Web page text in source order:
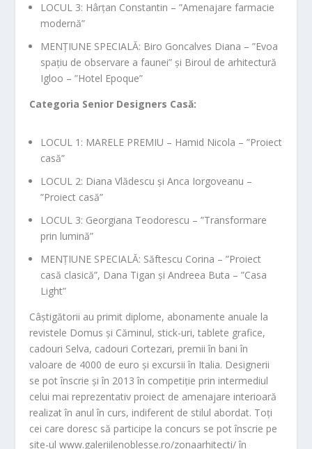
LOCUL 3: Hârțan Constantin – ”Amenajare farmacie
modernă”
MENȚIUNE SPECIALĂ: Biro Goncalves Diana – ”Evoa
spațiu de observare a faunei” și Biroul de arhitectură
Igloo – ”Hotel Epoque”
Categoria Senior Designers Casă:
LOCUL 1: MARELE PREMIU – Hamid Nicola – ”Proiect
casă”
LOCUL 2: Diana Vlădescu și Anca Iorgoveanu –
”Proiect casă”
LOCUL 3: Georgiana Teodorescu – ”Transformare
prin lumină”
MENȚIUNE SPECIALĂ: Săftescu Corina – ”Proiect
casă clasică”, Dana Tigan și Andreea Buta – ”Casa
Light”
Câștigătorii au primit diplome, abonamente anuale la
revistele Domus și Căminul, stick-uri, tablete grafice,
cadouri Selva, cadouri Cortezari, premii în bani în
valoare de 4000 de euro și excursii în Italia. Designerii
se pot înscrie și în 2013 în competiție prin intermediul
celui mai reprezentativ proiect de amenajare interioară
realizat în anul în curs, indiferent de stilul abordat. Toți
cei care doresc să participe la concurs se pot înscrie pe
site-ul www.galeriilenoblesse.ro/zonaarhitecti/ în